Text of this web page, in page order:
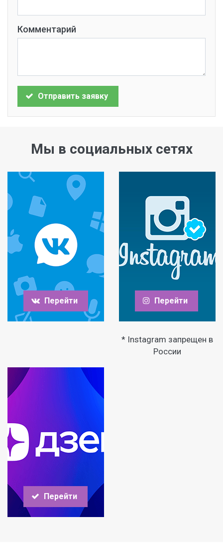
Комментарий
Отправить заявку
Мы в социальных сетях
Перейти Перейти
* Instagram запрещен в
России
Перейти